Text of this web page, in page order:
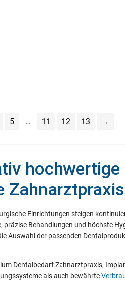
5 … 11 12 13 →
hochwertige
Zahnarztpraxis
Einrichtungen steigen
Behandlungen und höchste
Auswahl der passenden
Dentalbedarf Zahnarztpraxis,
als auch bewährte